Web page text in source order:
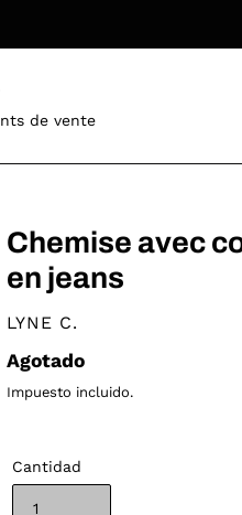
de vente
Chemise avec
en jeans
VENDEDOR
LYNE C.
Precio
habitual
Agotado
Impuesto incluido.
Cantidad